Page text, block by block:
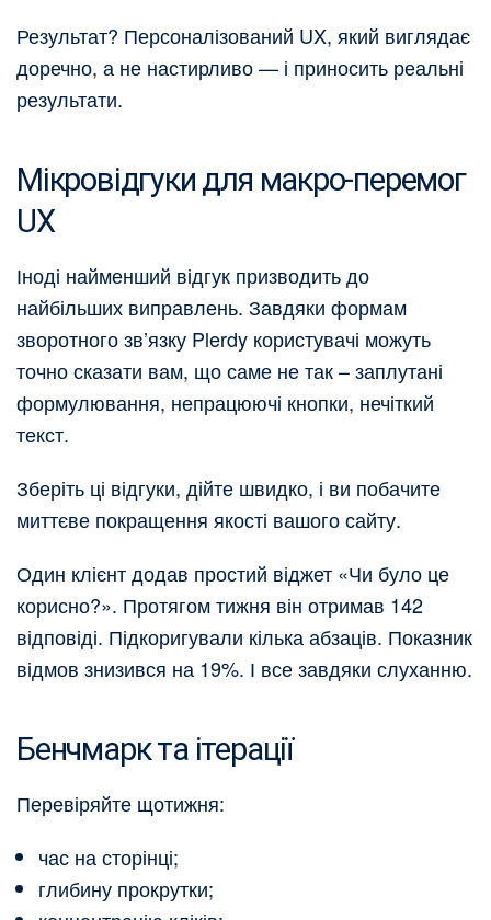
Результат? Персоналізований UX, який виглядає
доречно, а не настирливо — і приносить реальні
результати.
Мікровідгуки для макро‑перемог
UX
Іноді найменший відгук призводить до
найбільших виправлень. Завдяки формам
зворотного зв’язку Plerdy користувачі можуть
точно сказати вам, що саме не так – заплутані
формулювання, непрацюючі кнопки, нечіткий
текст.
Зберіть ці відгуки, дійте швидко, і ви побачите
миттєве покращення якості вашого сайту.
Один клієнт додав простий віджет «Чи було це
корисно?». Протягом тижня він отримав 142
відповіді. Підкоригували кілька абзаців. Показник
відмов знизився на 19%. І все завдяки слуханню.
Бенчмарк та ітерації
Перевіряйте щотижня:
час на сторінці;
глибину прокрутки;